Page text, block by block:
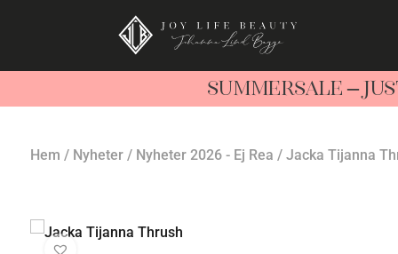
SUMMERSALE –
Hem / Nyheter/ Nyheter 2026 - Ej Rea / Jacka Tijanna